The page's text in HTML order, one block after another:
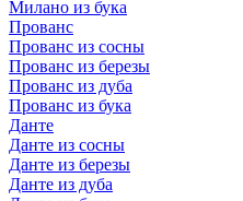
Милано из бука
Прованс
Прованс из сосны
Прованс из березы
Прованс из дуба
Прованс из бука
Данте
Данте из сосны
Данте из березы
Данте из дуба